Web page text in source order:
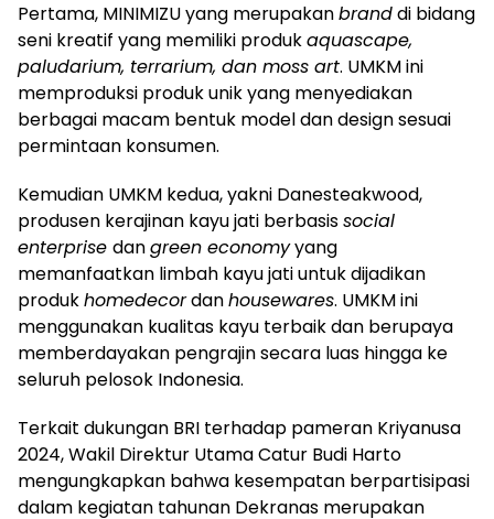
Pertama, MINIMIZU yang merupakanbranddi bidang
seni kreatif yang memiliki produkaquascape,
paludarium, terrarium, dan moss art. UMKM ini
memproduksi produk unik yang menyediakan
berbagai macam bentuk model dan design sesuai
permintaan konsumen.
Kemudian UMKM kedua, yakni Danesteakwood,
produsen kerajinan kayu jati berbasissocial
enterprise dangreen economyyang
memanfaatkan limbah kayu jati untuk dijadikan
produkhomedecordanhousewares. UMKM ini
menggunakan kualitas kayu terbaik dan berupaya
memberdayakan pengrajin secara luas hingga ke
seluruh pelosok Indonesia.
Terkait dukungan BRI terhadap pameran Kriyanusa
2024, Wakil Direktur Utama Catur Budi Harto
mengungkapkan bahwa kesempatan berpartisipasi
dalam kegiatan tahunan Dekranas merupakan